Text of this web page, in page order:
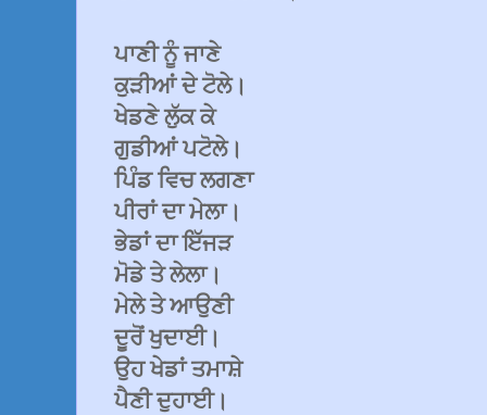
ਪਾਣੀ ਨੂੰ ਜਾਣੇ
ਕੁੜੀਆਂ ਦੇ ਟੋਲੇ।
ਖੇਡਣੇ ਲੁੱਕ ਕੇ
ਗੁਡੀਆਂ ਪਟੋਲੇ।
ਪਿੰਡ ਵਿਚ ਲਗਣਾ
ਪੀਰਾਂ ਦਾ ਮੇਲਾ।
ਭੇਡਾਂ ਦਾ ਇੱਜੜ
ਮੋਡੇ ਤੇ ਲੇਲਾ।
ਮੇਲੇ ਤੇ ਆਉਣੀ
ਦੂਰੋਂ ਖੁਦਾਈ।
ਉਹ ਖੇਡਾਂ ਤਮਾਸ਼ੇ
ਪੈਣੀ ਦੁਹਾਈ।